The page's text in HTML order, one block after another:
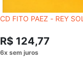
CD FITO PAEZ - REY SOL
R$ 124,77